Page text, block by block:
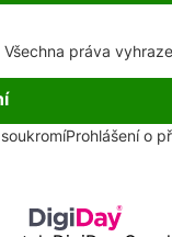
Všechna práva
Prohlášení o